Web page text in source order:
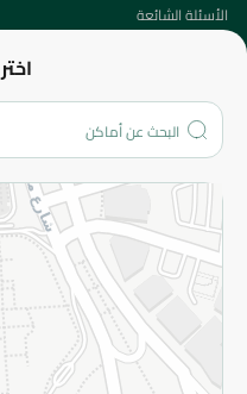
الأسئلة الشائعة
من نحن؟
المزيد
الاسترجاع
سياسة الخصوصية
قم بالتسجيل للنشرة